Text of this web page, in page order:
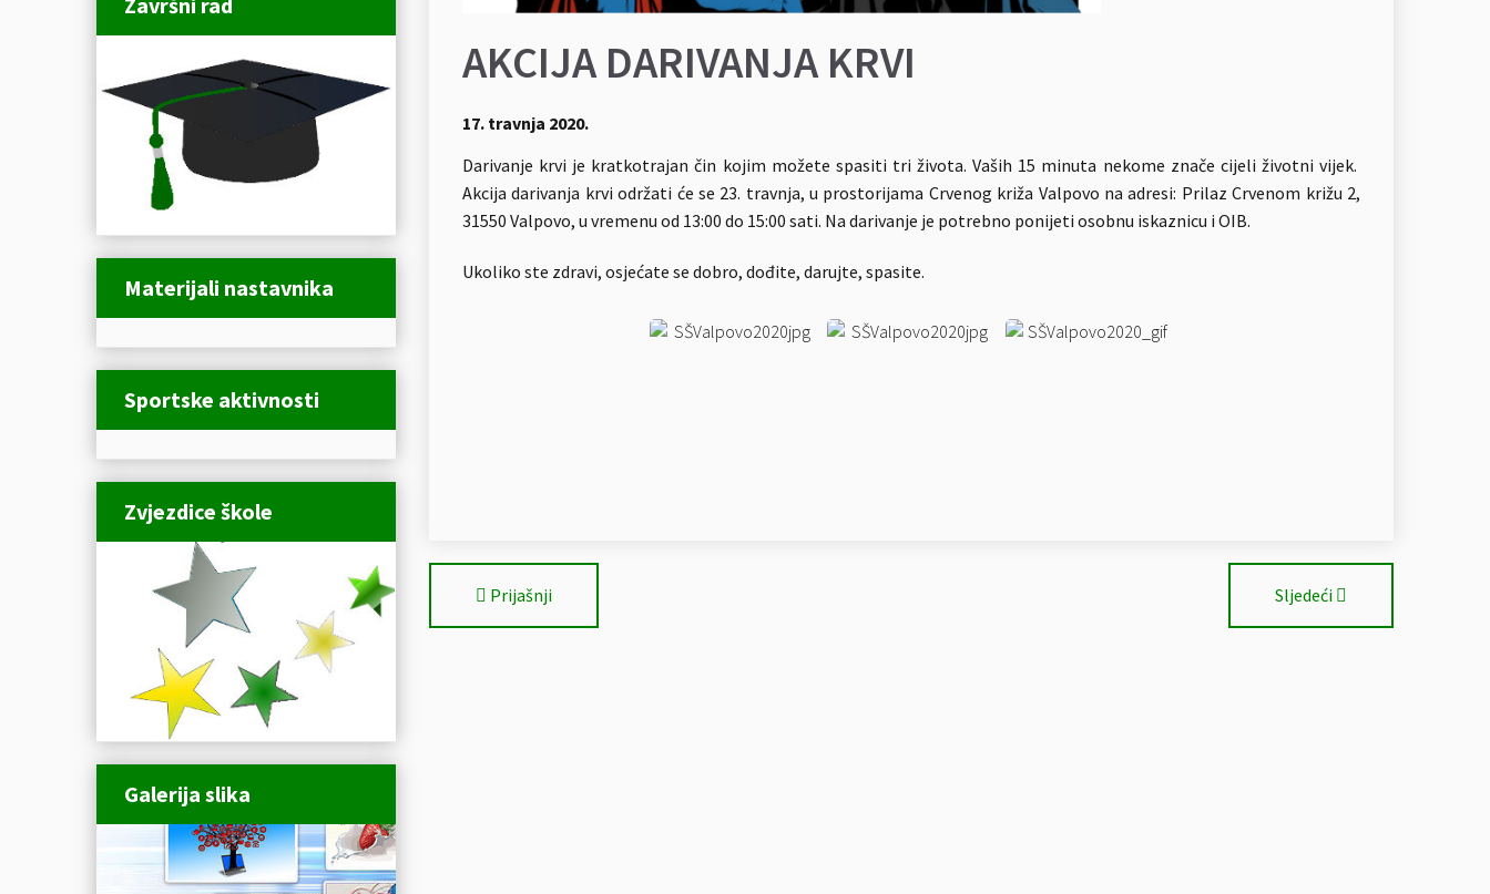
Materijali nastavnika
Sportske aktivnosti
Zvjezdice škole
Galerija slika
AKCIJA DARIVANJA KRVI
17. travnja 2020.
Darivanje krvi je kratkotrajan čin kojim možete spasiti tri života. Vaših 15 minuta nekome znače cijeli životni vijek.
Akcija darivanja krvi održati će se 23. travnja, u prostorijama Crvenog križa Valpovo na adresi: Prilaz Crvenom križu 2,
31550 Valpovo, u vremenu od 13:00 do 15:00 sati. Na darivanje je potrebno ponijeti osobnu iskaznicu i OIB.
Ukoliko ste zdravi, osjećate se dobro, dođite, darujte, spasite.
Prijašnji Sljedeći